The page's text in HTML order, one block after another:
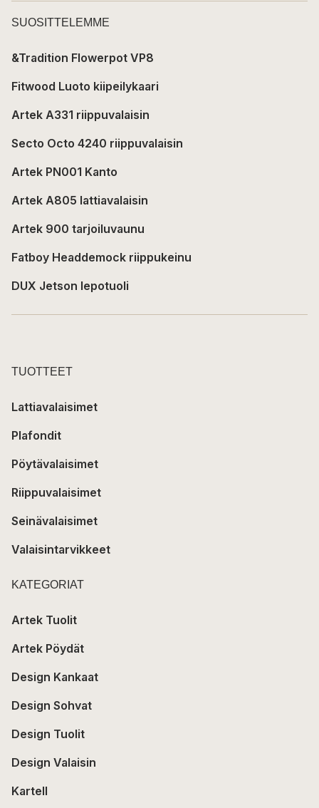
SUOSITTELEMME
&Tradition Flowerpot VP8
Fitwood Luoto kiipeilykaari
Artek A331 riippuvalaisin
Secto Octo 4240 riippuvalaisin
Artek PN001 Kanto
Artek A805 lattiavalaisin
Artek 900 tarjoiluvaunu
Fatboy Headdemock riippukeinu
DUX Jetson lepotuoli
TUOTTEET
Lattiavalaisimet
Plafondit
Pöytävalaisimet
Riippuvalaisimet
Seinävalaisimet
Valaisintarvikkeet
KATEGORIAT
Artek Tuolit
Artek Pöydät
Design Kankaat
Design Sohvat
Design Tuolit
Design Valaisin
Kartell